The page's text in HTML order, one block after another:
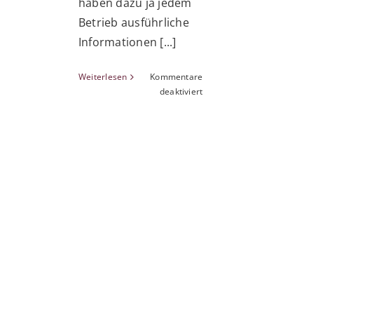
Betrieb ausführliche
Informationen [...]
Weiterlesen
Kommentare
deaktiviertfür